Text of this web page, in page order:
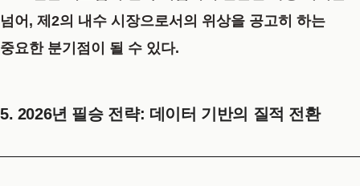
넘어, 제2의 내수 시장으로서의 위상을 공고히 하는
중요한 분기점이 될 수 있다.
5. 2026년 필승 전략: 데이터 기반의 질적 전환